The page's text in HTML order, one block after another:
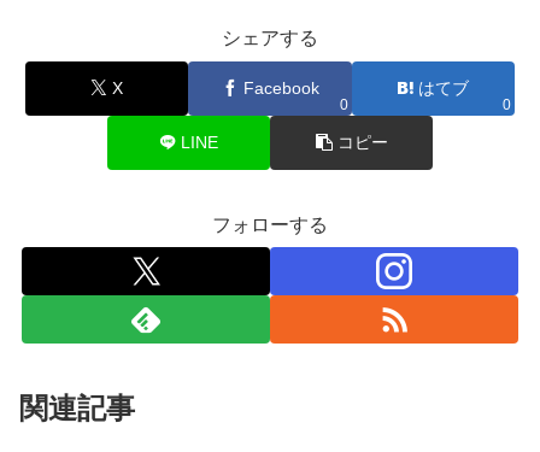
シェアする
X Facebook
0
はてブ
0
LINE コピー
フォローする
関連記事